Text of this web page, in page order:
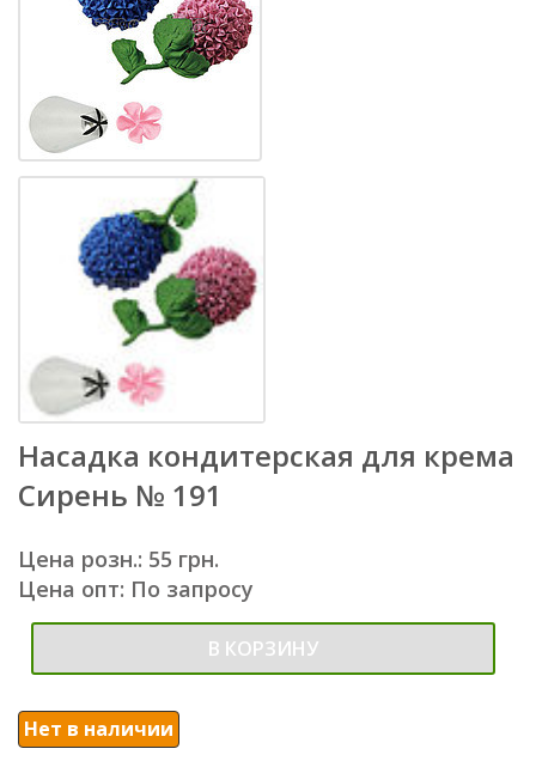
Насадка кондитерская для крема
Сирень № 191
Цена розн.: 55 грн.
Цена опт: По запросу
В КОРЗИНУ
Нет в наличии